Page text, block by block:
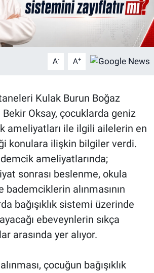
A- A+
Kulak Burun Boğaz
Bekir Oksay, çocuklarda geniz
ameliyatları ile ilgili ailelerin en
konulara ilişkin bilgiler verdi.
ameliyatlarında;
sonrası beslenme, okula
bademciklerin alınmasının
bağışıklık sistemi üzerinde
ebeveynlerin sıkça
arasında yer alıyor.
çocuğun bağışıklık